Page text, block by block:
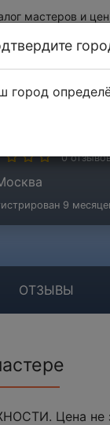
мастеров и цен
0
9
ОТЗЫВЫ
Цена не
город